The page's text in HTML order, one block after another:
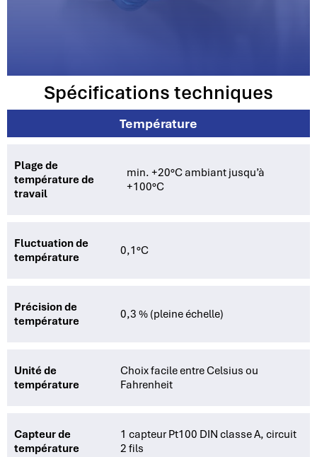
Spécifications techniques
Température
Plage de
température de
travail
min. +20°C ambiant jusqu’à
+100°C
Fluctuation de
température
0,1°C
Précision de
température
0,3 % (pleine échelle)
Unité de
température
Choix facile entre Celsius ou
Fahrenheit
Capteur de
température
1 capteur Pt100 DIN classe A, circuit
2 fils